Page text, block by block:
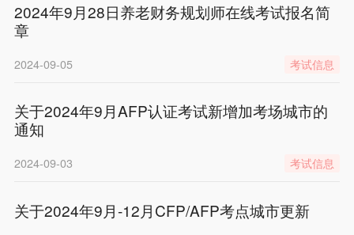
2024年9月28日养老财务规划师在线考试报名简
章
2024-09-05 考试信息
关于2024年9月AFP认证考试新增加考场城市的
通知
2024-09-03 考试信息
关于2024年9月-12月CFP/AFP考点城市更新